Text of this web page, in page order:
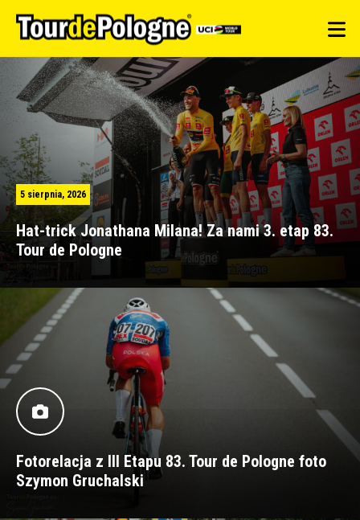
5 sierpnia, 2026
Hat-trick Jonathana Milana! Za nami 3. etap 83.
Tour de Pologne
Fotorelacja z III Etapu 83. Tour de Pologne foto
Szymon Gruchalski